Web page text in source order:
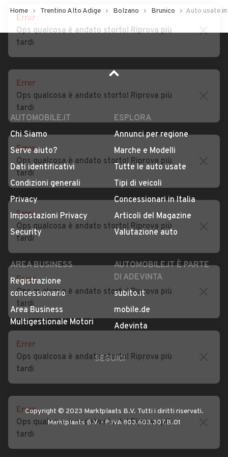
Auto usate Varna
Auto usate Verano
Home Trentino Alto Adige Bolzano Brunico Auto usate
AUTOMOBILE.IT
Chi Siamo
Serve aiuto?
Dati identificativi
Condizioni generali
Privacy
Impostazioni Privacy
Security
ESPLORA
Annunci per regione
Marche e Modelli
Tutte le auto usate
Tipi di veicoli
Concessionari in Italia
Articoli del Magazine
Valutazione auto
AREA BUSINESS
Registrazione
concessionario
Area Business
Multigestionale Motori
AUTOMOBILE.IT È PARTE
DI ADEVINTA
subito.it
mobile.de
Adevinta
SEGUICI
Copyright © 2023 Marktplaats B.V. Tutti i diritti riservati.
Marktplaats B.V. - P.IVA 803.603.307.B.01
Error
Ops qualcosa è andato storto! Riprova più
tardi
Error
Ops qualcosa è andato storto! Riprova più
tardi
Error
Ops qualcosa è andato storto! Riprova più
tardi
Error
Ops qualcosa è andato storto! Riprova più
tardi
Error
Ops qualcosa è andato storto! Riprova più
tardi
Error
Ops qualcosa è andato storto! Riprova più
tardi
Error
Ops qualcosa è andato storto! Riprova più
tardi